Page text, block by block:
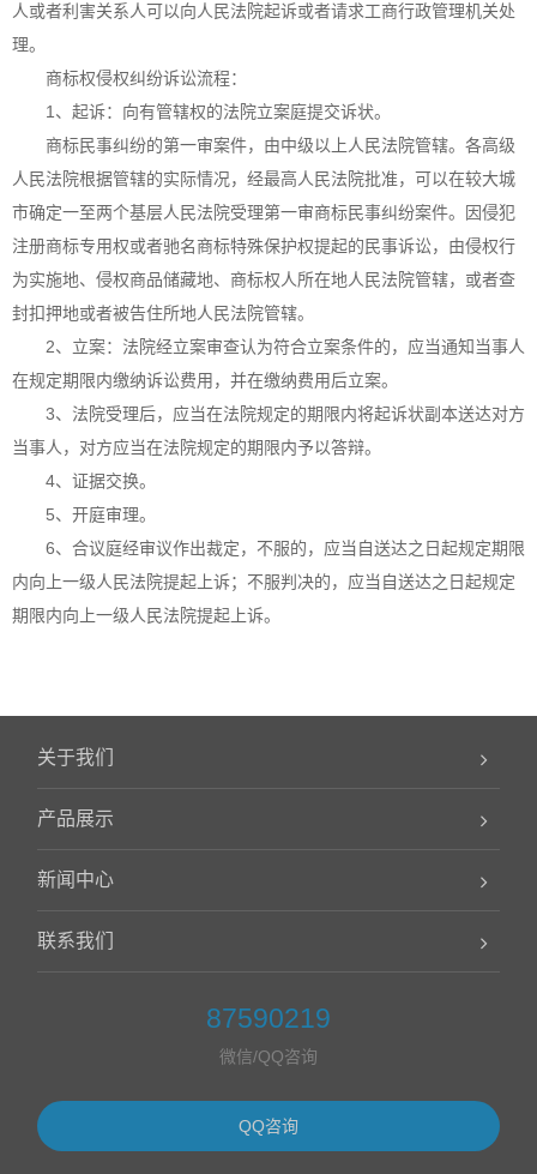
人或者利害关系人可以向人民法院起诉或者请求工商行政管理机关处
理。
商标权侵权纠纷诉讼流程：
1、起诉：向有管辖权的法院立案庭提交诉状。
商标民事纠纷的第一审案件，由中级以上人民法院管辖。各高级
人民法院根据管辖的实际情况，经最高人民法院批准，可以在较大城
市确定一至两个基层人民法院受理第一审商标民事纠纷案件。因侵犯
注册商标专用权或者驰名商标特殊保护权提起的民事诉讼，由侵权行
为实施地、侵权商品储藏地、商标权人所在地人民法院管辖，或者查
封扣押地或者被告住所地人民法院管辖。
2、立案：法院经立案审查认为符合立案条件的，应当通知当事人
在规定期限内缴纳诉讼费用，并在缴纳费用后立案。
3、法院受理后，应当在法院规定的期限内将起诉状副本送达对方
当事人，对方应当在法院规定的期限内予以答辩。
4、证据交换。
5、开庭审理。
6、合议庭经审议作出裁定，不服的，应当自送达之日起规定期限
内向上一级人民法院提起上诉；不服判决的，应当自送达之日起规定
期限内向上一级人民法院提起上诉。
关于我们
产品展示
新闻中心
联系我们
87590219
微信/QQ咨询
QQ咨询